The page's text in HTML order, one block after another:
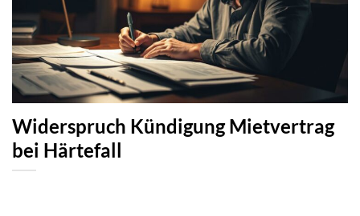
Widerspruch Kündigung Mietvertrag
bei Härtefall